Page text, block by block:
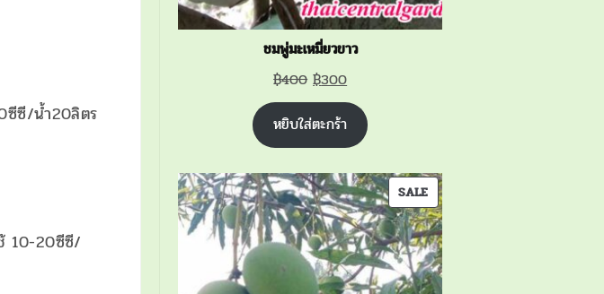
ซีซี/น้ำ20ลิตร
10-20ซีซี/
ชมพู่มะเหมี่ยวขาว
฿400 Original
price
was:
฿400.
฿300Current
price
is:
฿300.
หยิบใส่ตะกร้า
SALEPRODUCT
ON
SALE